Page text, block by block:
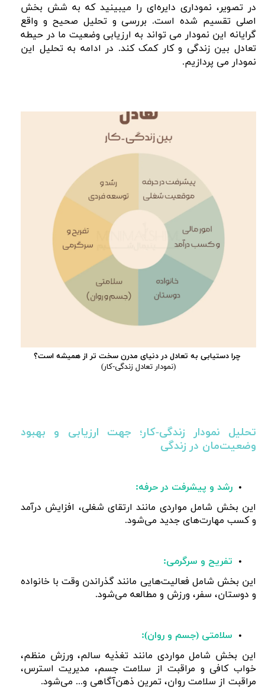
در تصویر، نموداری دایره‌ای را میبینید که به شش بخش
اصلی تقسیم شده است. بررسی و تحلیل صحیح و واقع
گرایانه این نمودار می تواند به ارزیابی وضعیت ما در حیطه
تعادل بین زندگی و کار کمک کند. در ادامه به تحلیل این
نمودار می پردازیم.
چرا دستیابی به تعادل در دنیای مدرن سخت تر از همیشه است؟
(نمودار تعادل زندگی-کار)
تحلیل نمودار زندگی-کار؛ جهت ارزیابی و بهبود
وضعیت‌مان در زندگی
رشد و پیشرفت در حرفه:
این بخش شامل مواردی مانند ارتقای شغلی، افزایش درآمد
و کسب مهارت‌های جدید می‌شود.
تفریح و سرگرمی:
این بخش شامل فعالیت‌هایی مانند گذراندن وقت با خانواده
و دوستان، سفر، ورزش و مطالعه می‌شود.
سلامتی (جسم و روان):
این بخش شامل مواردی مانند تغذیه سالم، ورزش منظم،
خواب کافی و مراقبت از سلامت جسم، مدیریت استرس،
مراقبت از سلامت روان، تمرین ذهن‌آگاهی و... می‌شود.